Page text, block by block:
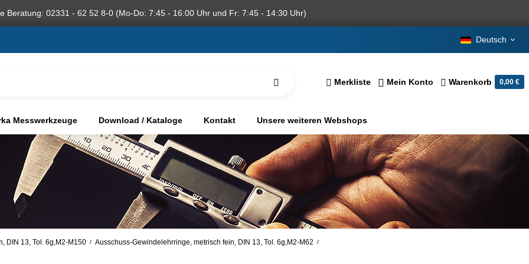
Beratung: 02331 - 62 52 8-0 (Mo-Do: 7:45 - 16:00 Uhr und Fr: 7:45 - 14:30 Uhr)
Deutsch
Merkliste Mein Konto Warenkorb 0,00 €
Messwerkzeuge Download / Kataloge Kontakt Unsere weiteren Webshops
DIN 13, Tol. 6g,M2-M150 / Ausschuss-Gewindelehrringe, metrisch fein, DIN 13, Tol. 6g,M2-M62 /